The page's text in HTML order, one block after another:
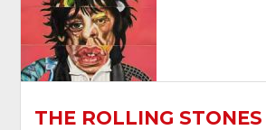
THE ROLLING STONES